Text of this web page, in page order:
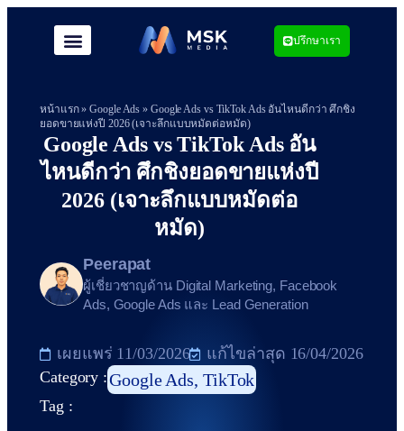
ปรึกษาเรา
หน้าแรก»Google Ads » Google Ads vs TikTok Ads อันไหนดีกว่า ศึกชิง
ยอดขายแห่งปี 2026 (เจาะลึกแบบหมัดต่อหมัด)
Google Ads vs TikTok Ads อัน
ไหนดีกว่า ศึกชิงยอดขายแห่งปี
2026 (เจาะลึกแบบหมัดต่อ
หมัด)
Peerapat
ผู้เชี่ยวชาญด้าน Digital Marketing, Facebook
Ads, Google Ads และ Lead Generation
เผยแพร่ 11/03/2026
แก้ไขล่าสุด 16/04/2026
Category :Google Ads, TikTok
Tag :